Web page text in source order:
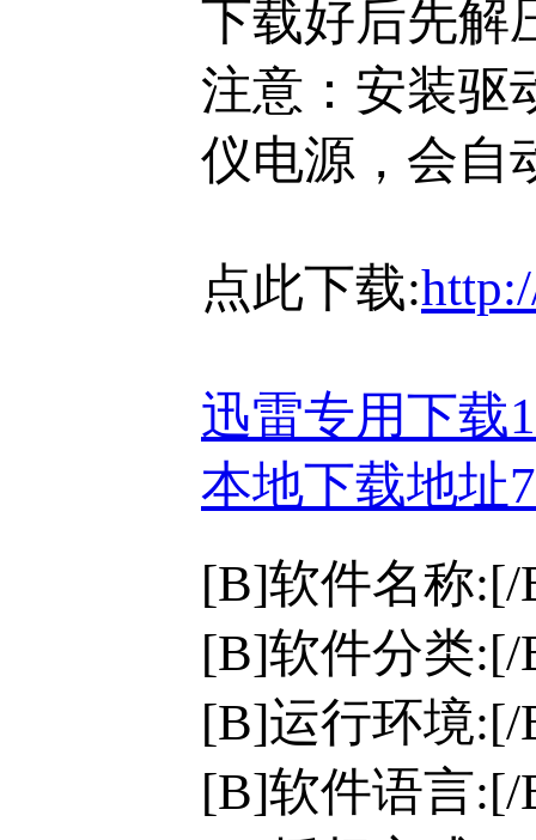
下载好后先解
注意：安装驱
仪电源，会自
点此下载:
迅雷专用下载
本地下载地址
[B]软件名称:[/
[B]软件分类
[B]运行环境:[/
[B]软件语言